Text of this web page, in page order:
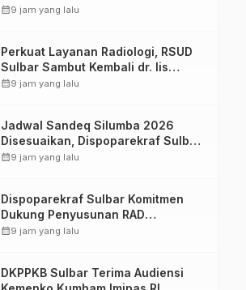
Pengetahuan dan Keterampilan
calendar_month9 jam yang lalu
Perkuat Layanan Radiologi, RSUD
Sulbar Sambut Kembali dr. Iis
Imelda, Sp.Rad
calendar_month9 jam yang lalu
Jadwal Sandeq Silumba 2026
Disesuaikan, Dispoparekraf Sulbar
Pastikan Persiapan Tetap
calendar_month9 jam yang lalu
Dispoparekraf Sulbar Komitmen
Dukung Penyusunan RAD
TPB/SDGs Sulawesi Barat
calendar_month9 jam yang lalu
DKPPKB Sulbar Terima Audiensi